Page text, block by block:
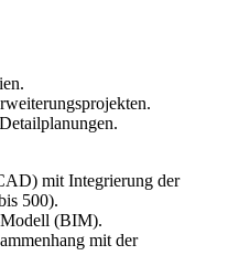
mit Integrierung der
500).
(BIM).
mit der